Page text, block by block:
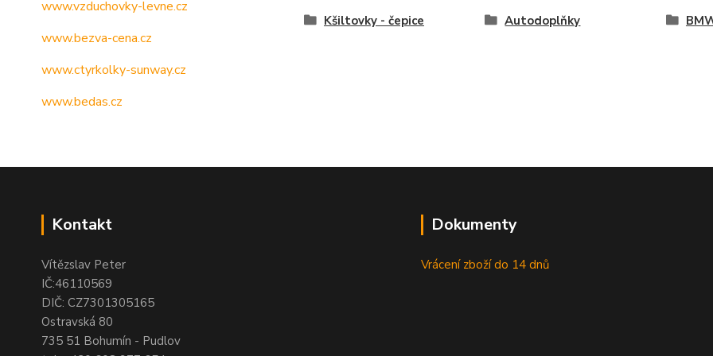
www.vzduchovky-levne.cz
www.bezva-cena.cz
www.ctyrkolky-sunway.cz
www.bedas.cz
Kšiltovky - čepice Autodoplňky
Kontakt
Vítězslav Peter
IČ:46110569
DIČ: CZ7301305165
Ostravská 80
735 51 Bohumín - Pudlov
Dokumenty
Vrácení zboží do 14 dnů